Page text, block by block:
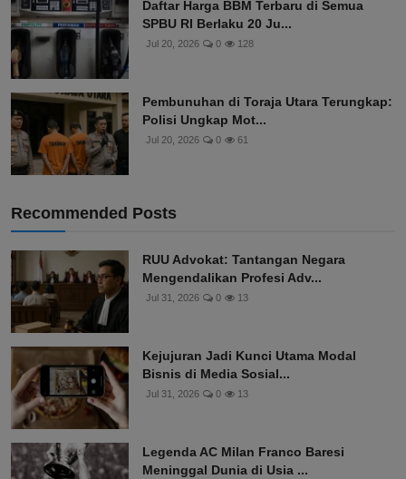
Daftar Harga BBM Terbaru di Semua
SPBU RI Berlaku 20 Ju...
Jul 20, 2026 0 128
Pembunuhan di Toraja Utara Terungkap:
Polisi Ungkap Mot...
Jul 20, 2026 0 61
Recommended Posts
RUU Advokat: Tantangan Negara
Mengendalikan Profesi Adv...
Jul 31, 2026 0 13
Kejujuran Jadi Kunci Utama Modal
Bisnis di Media Sosial...
Jul 31, 2026 0 13
Legenda AC Milan Franco Baresi
Meninggal Dunia di Usia ...